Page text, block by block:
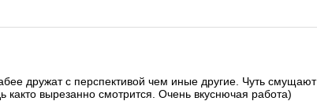
дружат с перспективой чем иные другие. Чуть смущают
както вырезанно смотрится. Очень вкуснючая работа)